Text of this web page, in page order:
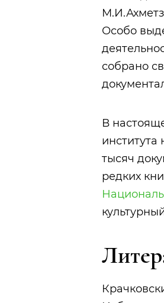
Особо
собрано
В
тысяч
редких